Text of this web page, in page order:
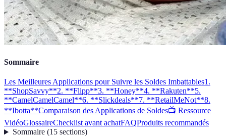
Sommaire
Les Meilleures Applications pour Suivre les Soldes Imbattables1.
**ShopSavvy**2. **Flipp**3. **Honey**4. **Rakuten**5.
**CamelCamelCamel**6. **Slickdeals**7. **RetailMeNot**8.
**Ibotta**Comparaison des Applications de Soldes📺 Ressource
VidéoGlossaireChecklist avant achatFAQProduits recommandés
Sommaire(15 sections)